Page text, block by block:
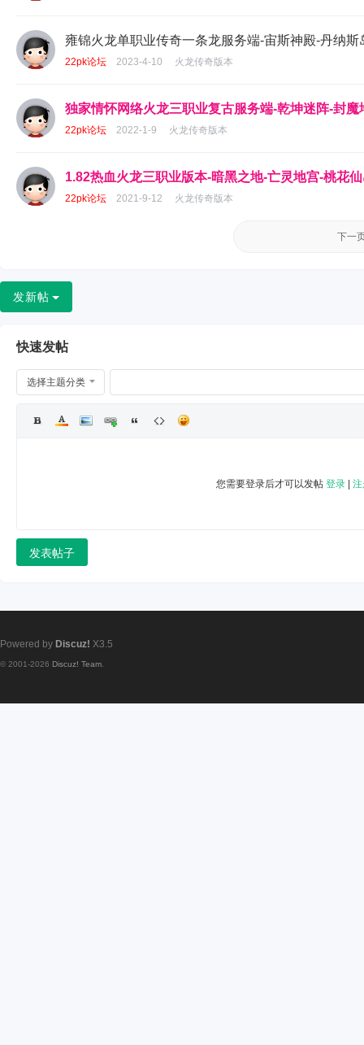
雍锦火龙单职业传奇一条龙服务端-宙斯神殿-丹纳斯
22pk论坛 2023-4-10 火龙传奇版本
独家情怀网络火龙三职业复古服务端-乾坤迷阵-封魔
22pk论坛 2022-1-9 火龙传奇版本
1.82热血火龙三职业版本-暗黑之地-亡灵地宫-桃花
22pk论坛 2021-9-12 火龙传奇版本
下一
发新帖
快速发帖
选择主题分类
您需要登录后才可以发帖 登录
发表帖子
Powered by Discuz! X3.5
© 2001-2026 Discuz! Team